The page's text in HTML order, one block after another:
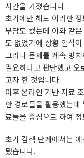
시간을 가졌습니다.
초기에만 해도 이러한
부담도 컸는데 이와 같
도 없었기에 상황 인식
그러나 문제를 계속 방
필요하다고 판단했고
고자 한 것입니다.
이후 온라인 기반 자료
한 경로들을 활용했는
료들을 중심으로 하여
초기 검색 단계에서는
됐습니다.